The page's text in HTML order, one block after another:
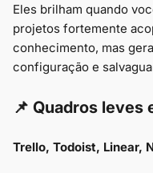
Eles brilham quando
projetos fortemente
conhecimento, mas
configuração e
📌 Quadros leves
Trello, Todoist, Linear,